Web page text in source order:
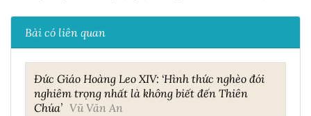
Bài có liên quan
Đức Giáo Hoàng Leo XIV: ‘Hình thức nghèo đói
nghiêm trọng nhất là không biết đến Thiên
Chúa’ Vũ Văn An